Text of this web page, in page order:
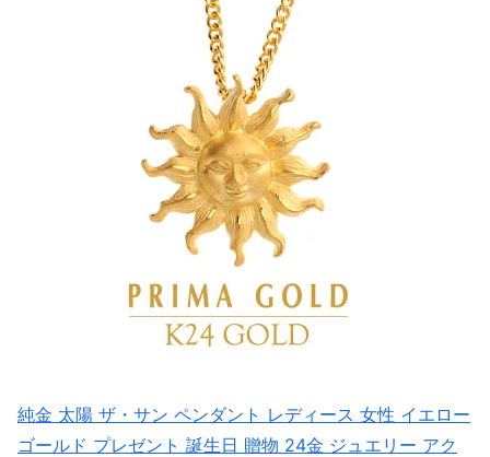
純金 太陽 ザ・サン ペンダント レディース 女性 イエロー
ゴールド プレゼント 誕生日 贈物 24金 ジュエリー アク